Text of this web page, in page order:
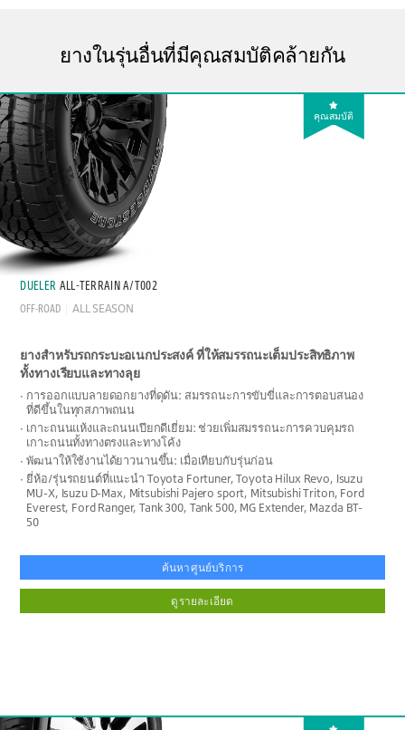
ยางในรุ่นอื่นที่มีคุณสมบัติคล้ายกัน
คุณสมบัติ
DUELER ALL-TERRAIN A/T002
OFF-ROAD ALL SEASON
ยางสำหรับรถกระบะอเนกประสงค์ ที่ให้สมรรถนะเต็มประสิทธิภาพ
ทั้งทางเรียบและทางลุย
การออกแบบลายดอกยางที่ดุดัน: สมรรถนะการขับขี่และการตอบสนอง
ที่ดีขึ้นในทุกสภาพถนน
เกาะถนนแห้งและถนนเปียกดีเยี่ยม: ช่วยเพิ่มสมรรถนะการควบคุมรถ
เกาะถนนทั้งทางตรงและทางโค้ง
พัฒนาให้ใช้งานได้ยาวนานขึ้น: เมื่อเทียบกับรุ่นก่อน
ยี่ห้อ/รุ่นรถยนต์ที่แนะนำ Toyota Fortuner, Toyota Hilux Revo, Isuzu
MU-X, Isuzu D-Max, Mitsubishi Pajero sport, Mitsubishi Triton, Ford
Everest, Ford Ranger, Tank 300, Tank 500, MG Extender, Mazda BT-
50
ค้นหาศูนย์บริการ
ดูรายละเอียด